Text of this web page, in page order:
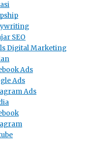
SEO
Digital Marketing
Ads
Ads
Ads